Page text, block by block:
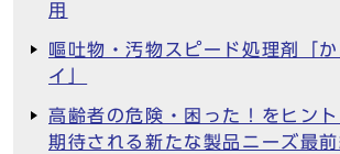
用
嘔吐物・汚物スピード処理剤「
イ」
高齢者の危険・困った！をヒント
期待される新たな製品ニーズ最